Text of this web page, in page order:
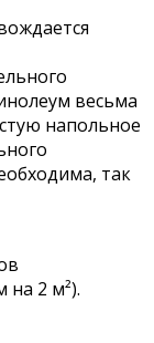
весьма
напольное
так
на 2 м²).